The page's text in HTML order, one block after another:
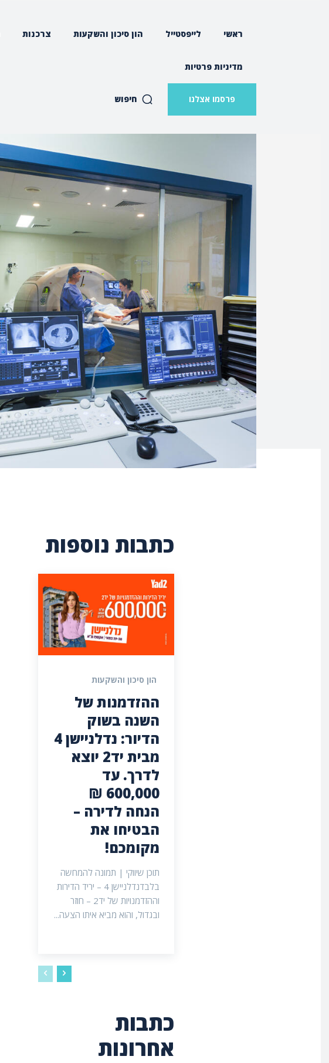
ראשי לייפסטייל הון סיכון והשקעות צרכנות
מדיניות פרטיות
חיפוש פרסמו אצלנו
כתבות נוספות
הון סיכון והשקעות
ההזדמנות של
השנה בשוק
הדיור: נדלניישן 4
מבית יד2 יוצא
לדרך. עד
600,000 ₪
הנחה לדירה –
הבטיחו את
מקומכם!
תוכן שיווקי | תמונה להמחשה
בלבדנדלניישן 4 – יריד הדירות
וההזדמנויות של יד2 – חוזר
ובגדול, והוא מביא איתו הצעה...
כתבות
אחרונות